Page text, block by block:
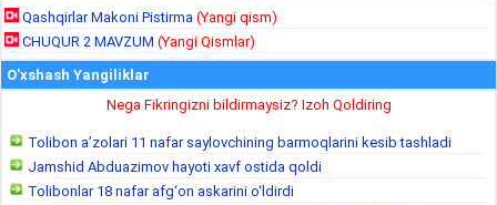
Qashqirlar Makoni Pistirma (Yangi qism)
CHUQUR 2 MAVZUM (Yangi Qismlar)
O'xshash Yangiliklar
Nega Fikringizni bildirmaysiz? Izoh Qoldiring
Tolibon a’zolari 11 nafar saylovchining barmoqlarini kesib tashladi
Jamshid Abduazimov hayoti xavf ostida qoldi
Tolibonlar 18 nafar afg‘on askarini o‘ldirdi